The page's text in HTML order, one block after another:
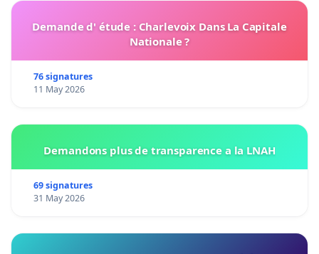
Demande d' étude : Charlevoix Dans La Capitale
Nationale ?
76 signatures
11 May 2026
Demandons plus de transparence a la LNAH
69 signatures
31 May 2026